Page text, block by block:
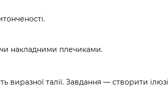
накладними плечиками.
виразної талії. Завдання — створити